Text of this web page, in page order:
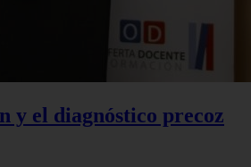
y el diagnóstico precoz